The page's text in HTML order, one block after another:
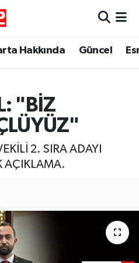
Hakkında Güncel
"BİZ
2. SIRA ADAYI
AÇIKLAMA.
Haritası
ve Fikstür